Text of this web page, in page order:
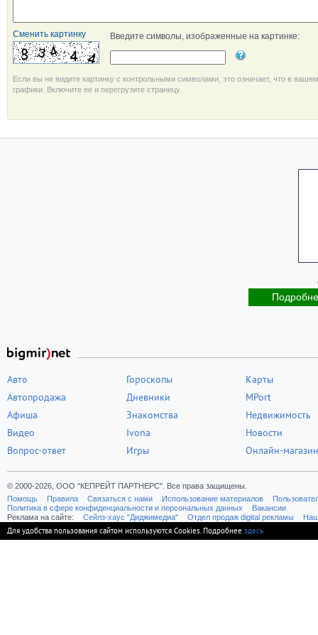
Сменить картинку Введите символы, изображенные на картинке:
Если вы не видите картинку с контрольными символами, это означает, что в
графики. Включите ее и перегрузите страницу.
Авто
Автопродажа
Афиша
Видео
Вопрос-ответ
Гороскопы
Дневники
Знакомства
Ivona
Игры
Карты
MPort
Недвижимость
Новости
Онлайн-магазин
© 2000-2026, ООО "КЕПРЕЙТ ПАРТНЕРС". Все права защищены.
Помощь
Правила Связаться с нами Использование материалов
Политика в сфере конфиденциальности и персональных данных
Вакансии
Реклама на сайте:
Cейлз-хаус "Диджимедиа" Отдел продаж digital рекламы
Для удобства пользования сайтом используются Cookies. Подробнее здесь